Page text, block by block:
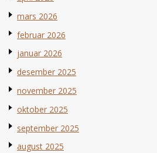
mars 2026
februar 2026
januar 2026
desember 2025
november 2025
oktober 2025
september 2025
august 2025